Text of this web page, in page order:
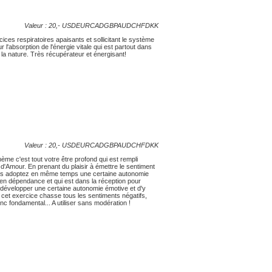
Valeur : 20,- USDEURCADGBPAUDCHFDKK
respiratoires apaisants et sollicitant le système
l'absorption de l'énergie vitale qui est partout dans
nature. Très récupérateur et énergisant!
Valeur : 20,- USDEURCADGBPAUDCHFDKK
c'est tout votre être profond qui est rempli
En prenant du plaisir à émettre le sentiment
adoptez en même temps une certaine autonomie
dépendance et qui est dans la réception pour
une certaine autonomie émotive et d'y
exercice chasse tous les sentiments négatifs,
fondamental... A utiliser sans modération !